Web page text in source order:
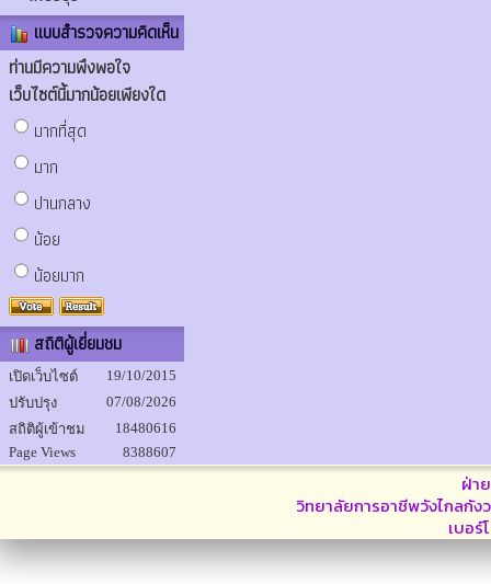
แบบสำรวจความคิดเห็น
ท่านมีความพึงพอใจ
เว็บไซต์นี้มากน้อยเพียงใด
มากที่สุด
มาก
ปานกลาง
น้อย
น้อยมาก
สถิติผู้เยี่ยมชม
เปิดเว็บไซต์
19/10/2015
ปรับปรุง
07/08/2026
สถิติผู้เข้าชม
18480616
Page Views
8388607
ฝ่า
วิทยาลัยการอาชีพวังไกลกัง
เบอ